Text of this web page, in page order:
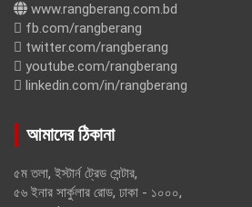
www.rangberang.com.bd
fb.com/rangberang
twitter.com/rangberang
youtube.com/rangberang
linkedin.com/in/rangberang
আমাদের ঠিকানা
৫ম তলা, ইস্টার্ন ট্রেড সেন্টার,
৫৬ ইনার সার্কুলার রোড, ঢাকা - ১০০০,